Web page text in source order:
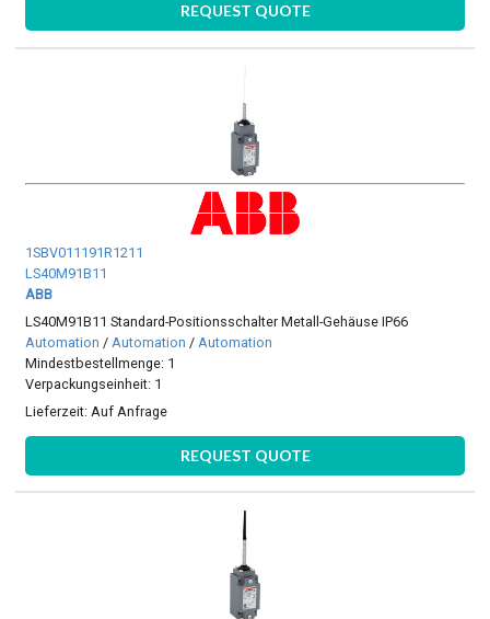
REQUEST QUOTE
1SBV011191R1211
LS40M91B11
ABB
LS40M91B11 Standard-Positionsschalter Metall-Gehäuse IP66
Automation / Automation / Automation
Mindestbestellmenge: 1
Verpackungseinheit: 1
Lieferzeit:Auf Anfrage
REQUEST QUOTE